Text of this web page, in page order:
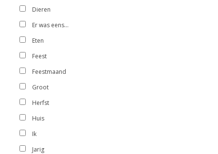
Dieren
Er was eens…
Eten
Feest
Feestmaand
Groot
Herfst
Huis
Ik
Jarig